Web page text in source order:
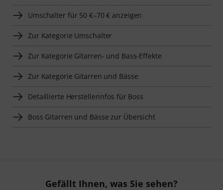
Umschalter für 50 €–70 € anzeigen
Zur Kategorie Umschalter
Zur Kategorie Gitarren- und Bass-Effekte
Zur Kategorie Gitarren und Bässe
Detaillierte Herstellerinfos für Boss
Boss Gitarren und Bässe zur Übersicht
Gefällt Ihnen, was Sie sehen?